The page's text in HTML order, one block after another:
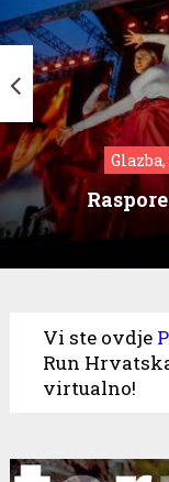
Vi ste ovdje
Run
virtualno!